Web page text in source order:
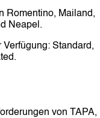
Romentino, Mailand,
Neapel.
Standard,
von TAPA,